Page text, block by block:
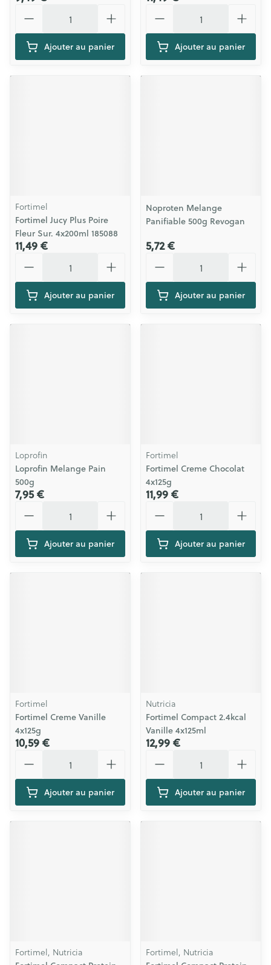
Ajouter au panier Ajouter au panier
Fortimel
Fortimel Jucy Plus Poire
Fleur Sur. 4x200ml 185088
11,49 €
Ajouter au panier
Noproten Melange
Panifiable 500g Revogan
5,72 €
Ajouter au panier
Loprofin
Loprofin Melange Pain
500g
7,95 €
Ajouter au panier
Fortimel
Fortimel Creme Chocolat
4x125g
11,99 €
Ajouter au panier
Fortimel
Fortimel Creme Vanille
4x125g
10,59 €
Ajouter au panier
Nutricia
Fortimel Compact 2.4kcal
Vanille 4x125ml
12,99 €
Ajouter au panier
Fortimel, Nutricia Fortimel, Nutricia